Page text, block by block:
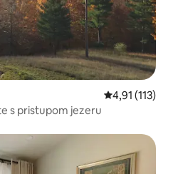
Prosječna
4,91 (113)
s pristupom jezeru